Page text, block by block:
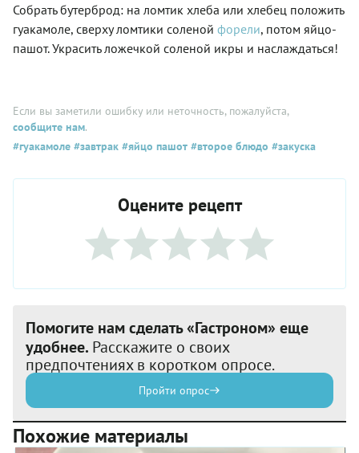
Собрать бутерброд: на ломтик хлеба или хлебец положить
гуакамоле, сверху ломтики соленой форели, потом яйцо-
пашот. Украсить ложечкой соленой икры и наслаждаться!
Если вы заметили ошибку или неточность, пожалуйста,
сообщите нам.
#гуакамоле #завтрак #яйцо пашот #второе блюдо #закуска
Оцените рецепт
Помогите нам сделать «Гастроном» еще
удобнее. Расскажите о своих
предпочтениях в коротком опросе.
Пройти опрос
Похожие материалы